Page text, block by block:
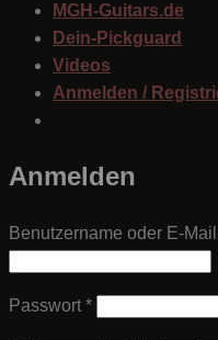
MGH-Guitars.de
Dein-Pickguard
Videos
Anmelden /
Anmelden
Benutzername oder E-
Passwort *Erforderlich